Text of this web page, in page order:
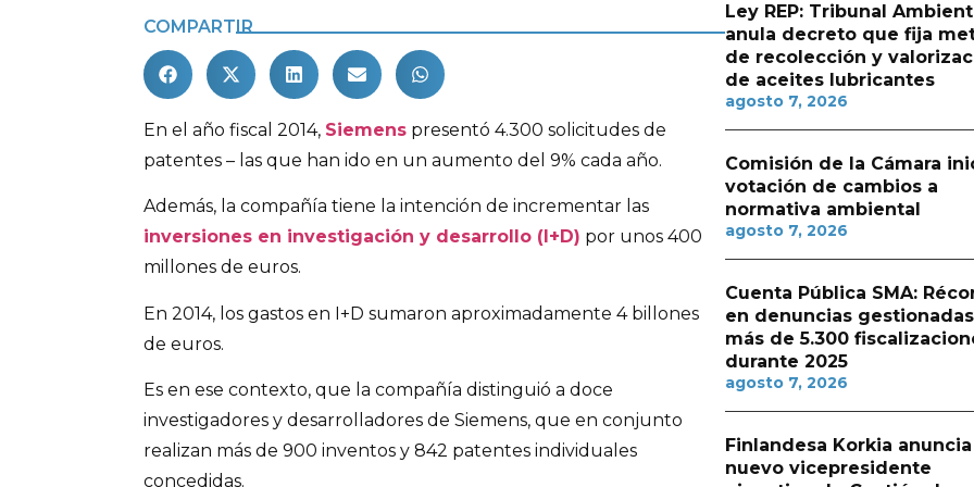
COMPARTIR
En el año fiscal 2014, Siemens presentó 4.300 solicitudes de
patentes – las que han ido en un aumento del 9% cada año.
Además, la compañía tiene la intención de incrementar las
inversiones en investigación y desarrollo (I+D) por unos 400
millones de euros.
En 2014, los gastos en I+D sumaron aproximadamente 4 billones
de euros.
Es en ese contexto, que la compañía distinguió a doce
investigadores y desarrolladores de Siemens, que en conjunto
realizan más de 900 inventos y 842 patentes individuales
concedidas.
Ley REP: Tribunal
anula decreto que fija
de recolección y
de aceites lubricantes
agosto 7, 2026
Comisión de la Cámara
votación de cambios a
normativa ambiental
agosto 7, 2026
Cuenta Pública SMA:
en denuncias
más de 5.300
durante 2025
agosto 7, 2026
Finlandesa Korkia anuncia
nuevo vicepresidente